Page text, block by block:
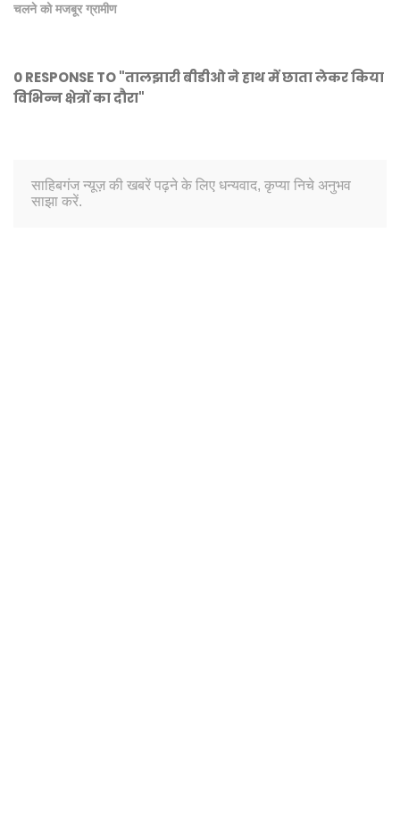
चलने को मजबूर ग्रामीण
0 RESPONSE TO "तालझारी बीडीओ ने हाथ में छाता लेकर किया
विभिन्न क्षेत्रों का दौरा"
साहिबगंज न्यूज़ की खबरें पढ़ने के लिए धन्यवाद, कृप्या निचे अनुभव
साझा करें.